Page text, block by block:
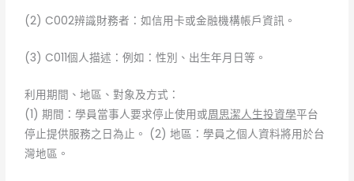
(2) C002辨識財務者：如信用卡或金融機構帳戶資訊。
(3) C011個人描述：例如：性別、出生年月日等。
利用期間、地區、對象及方式：
(1) 期間：學員當事人要求停止使用或周思潔人生投資學平台
停止提供服務之日為止。 (2) 地區：學員之個人資料將用於台
灣地區。